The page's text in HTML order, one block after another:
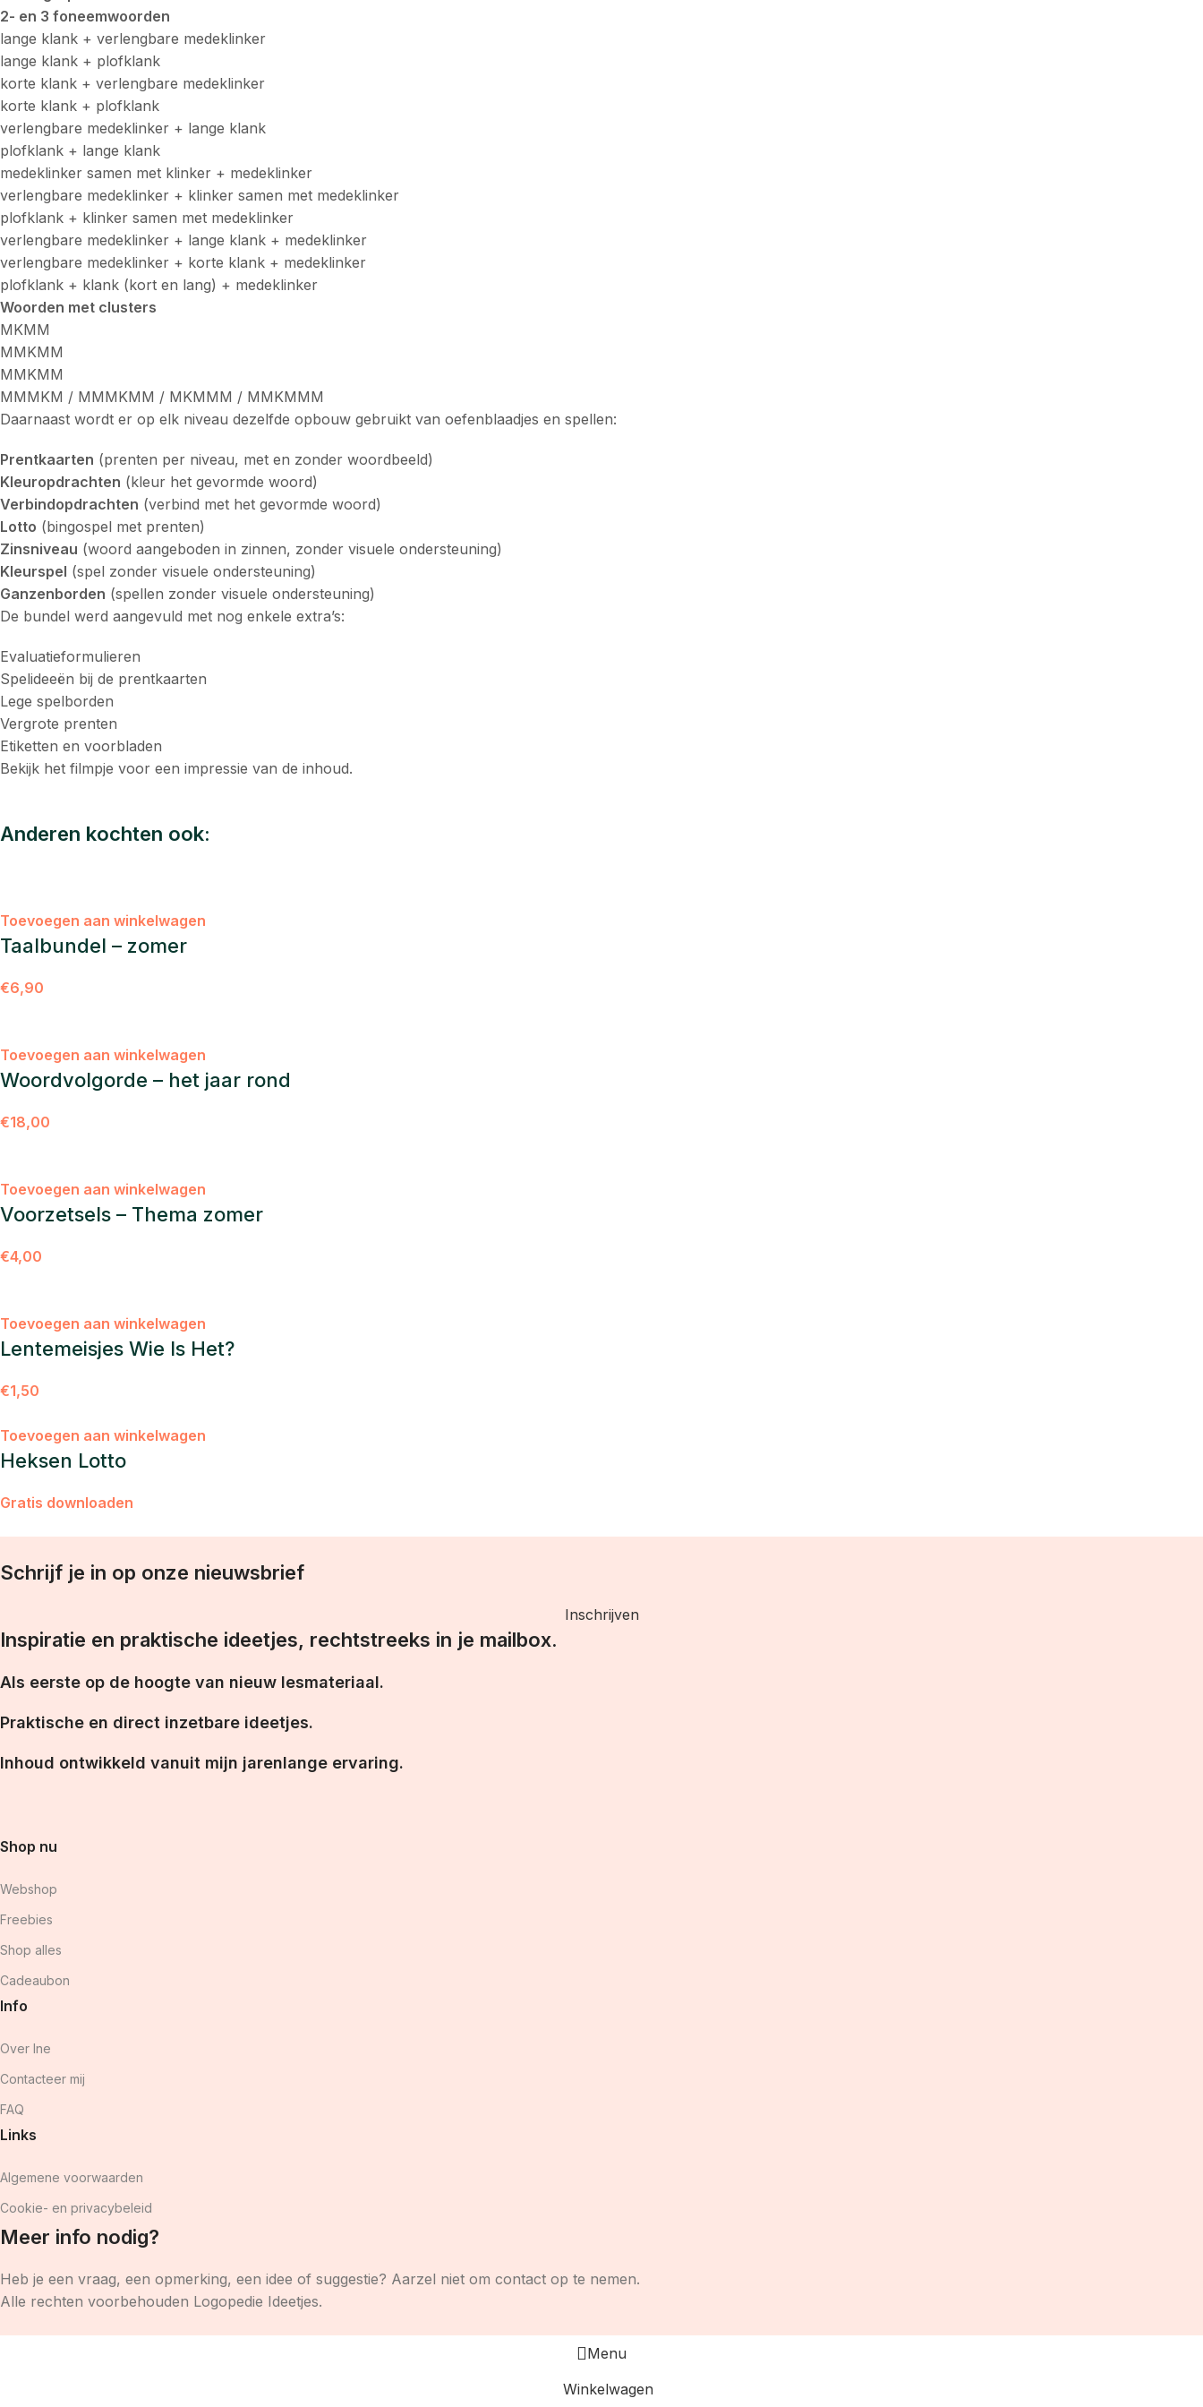
2- en 3 foneemwoorden
lange klank + verlengbare medeklinker
lange klank + plofklank
korte klank + verlengbare medeklinker
korte klank + plofklank
verlengbare medeklinker + lange klank
plofklank + lange klank
medeklinker samen met klinker + medeklinker
verlengbare medeklinker + klinker samen met medeklinker
plofklank + klinker samen met medeklinker
verlengbare medeklinker + lange klank + medeklinker
verlengbare medeklinker + korte klank + medeklinker
plofklank + klank (kort en lang) + medeklinker
Woorden met clusters
MKMM
MMKMM
MMKMM
MMMKM / MMMKMM / MKMMM / MMKMMM
Daarnaast wordt er op elk niveau dezelfde opbouw gebruikt van oefenblaadjes en spellen:
Prentkaarten (prenten per niveau, met en zonder woordbeeld)
Kleuropdrachten (kleur het gevormde woord)
Verbindopdrachten (verbind met het gevormde woord)
Lotto (bingospel met prenten)
Zinsniveau (woord aangeboden in zinnen, zonder visuele ondersteuning)
Kleurspel (spel zonder visuele ondersteuning)
Ganzenborden (spellen zonder visuele ondersteuning)
De bundel werd aangevuld met nog enkele extra’s:
Evaluatieformulieren
Spelideeën bij de prentkaarten
Lege spelborden
Vergrote prenten
Etiketten en voorbladen
Bekijk het filmpje voor een impressie van de inhoud.
Anderen kochten ook:
Toevoegen aan winkelwagen
Taalbundel – zomer
€6,90
Toevoegen aan winkelwagen
Woordvolgorde – het jaar rond
€18,00
Toevoegen aan winkelwagen
Voorzetsels – Thema zomer
€4,00
Toevoegen aan winkelwagen
Lentemeisjes Wie Is Het?
€1,50
Toevoegen aan winkelwagen
Heksen Lotto
Gratis downloaden
Schrijf je in op onze nieuwsbrief
Inschrijven
Inspiratie en praktische ideetjes, rechtstreeks in je mailbox.
Als eerste op de hoogte van nieuw lesmateriaal.
Praktische en direct inzetbare ideetjes.
Inhoud ontwikkeld vanuit mijn jarenlange ervaring.
Shop nu
Webshop
Freebies
Shop alles
Cadeaubon
Info
Over Ine
Contacteer mij
FAQ
Links
Algemene voorwaarden
Cookie- en privacybeleid
Meer info nodig?
Heb je een vraag, een opmerking, een idee of suggestie? Aarzel niet om contact op te nemen.
Alle rechten voorbehouden Logopedie Ideetjes.
Menu
Winkelwagen